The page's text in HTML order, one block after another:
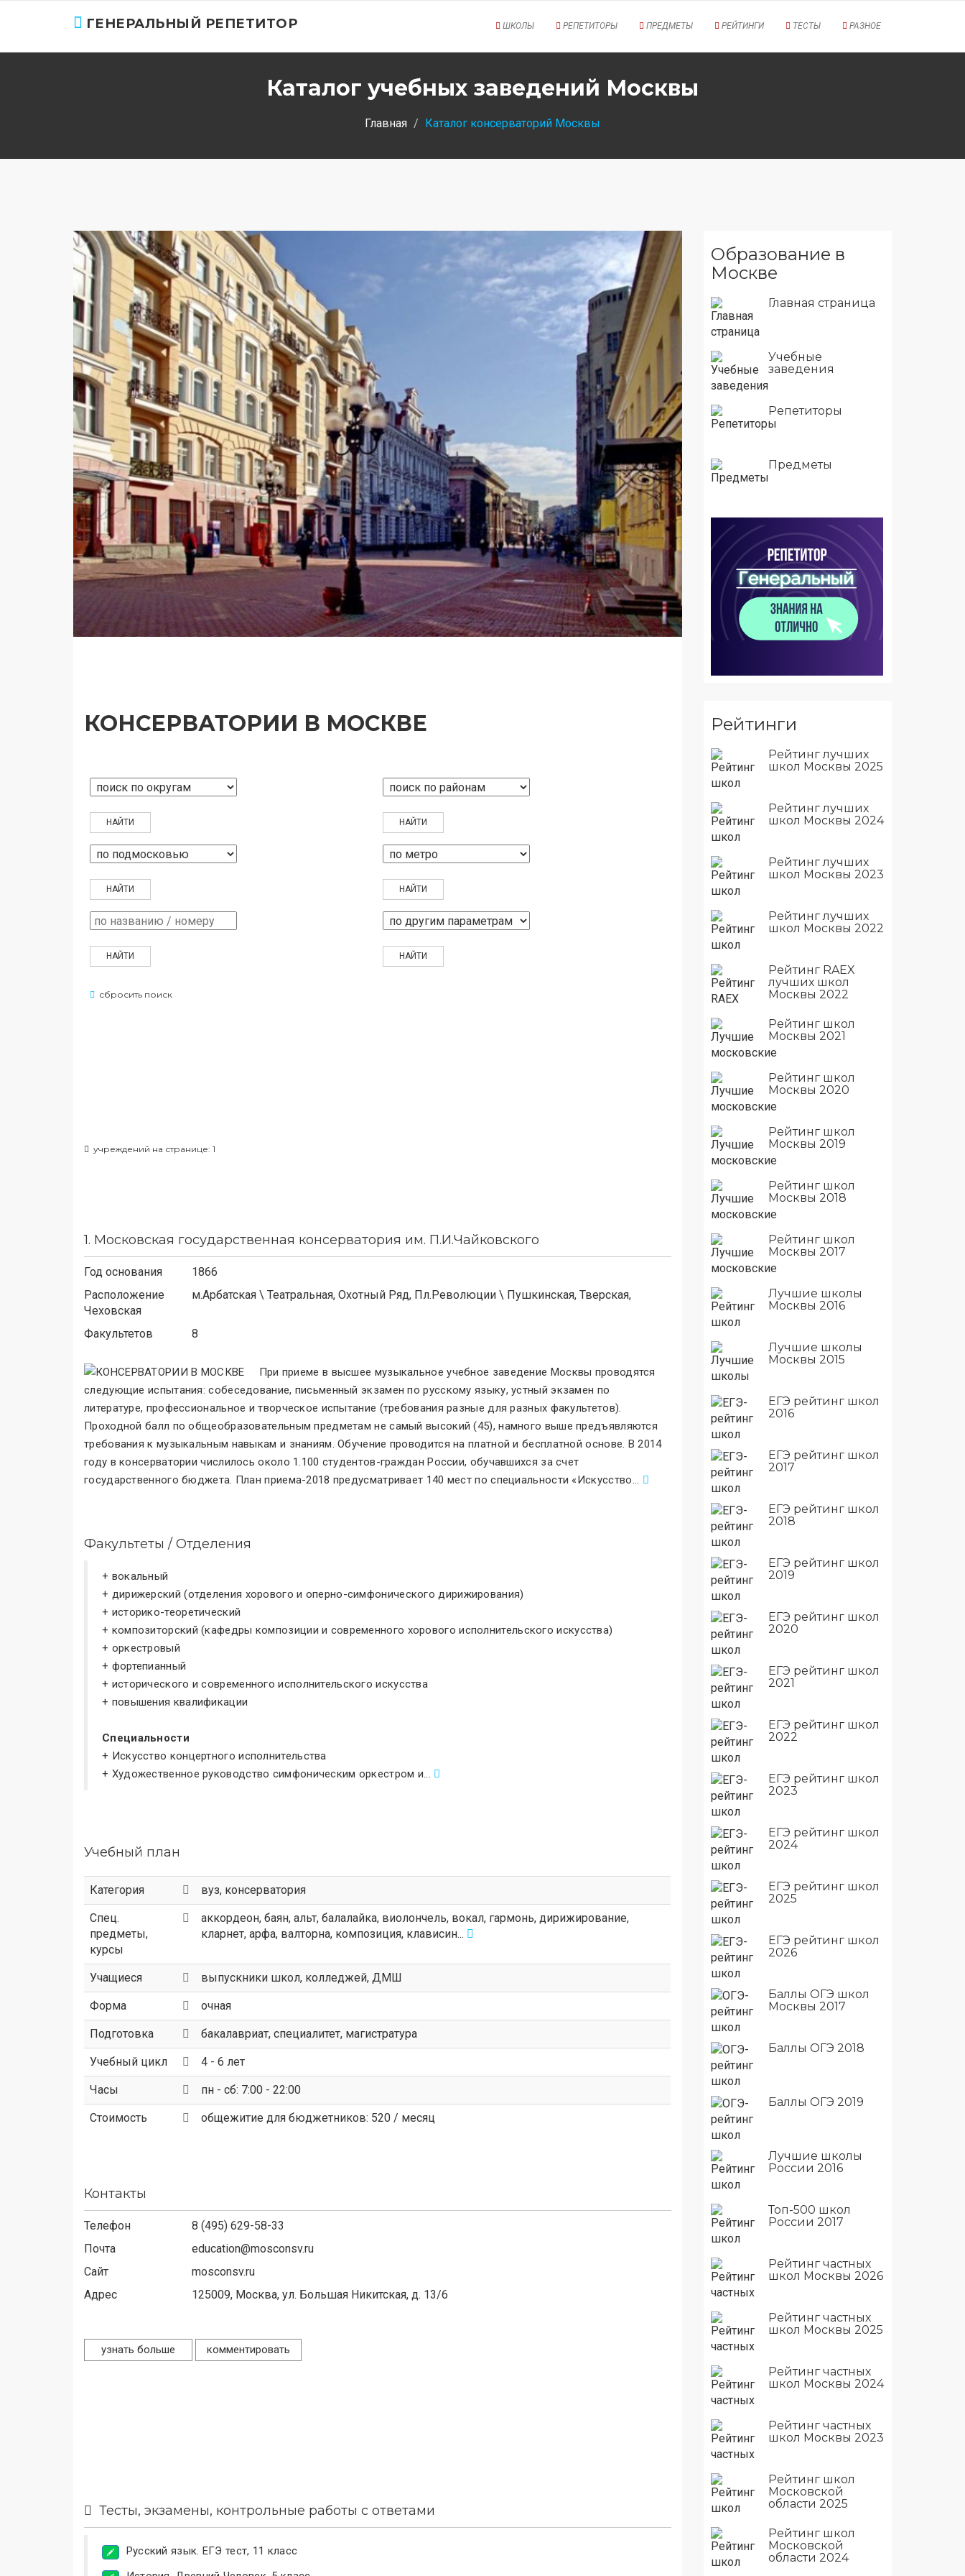
ГЕНЕРАЛЬНЫЙ РЕПЕТИТОР ШКОЛЫ РЕПЕТИТОРЫ ПРЕДМЕТЫ РЕЙТИНГИ ТЕСТЫ РАЗНОЕ
Каталог учебных заведений Москвы
Главная Каталог консерваторий Москвы
КОНСЕРВАТОРИИ В МОСКВЕ
сбросить поиск
учреждений на странице: 1
1. Московская государственная консерватория им. П.И.Чайковского
Год основания
1866
Расположение
м.Арбатская \ Театральная, Охотный Ряд, Пл.Революции \ Пушкинская, Тверская,
Чеховская
Факультетов
8
При приеме в высшее музыкальное учебное заведение Москвы проводятся
следующие испытания: собеседование, письменный экзамен по русскому языку, устный экзамен по
литературе, профессиональное и творческое испытание (требования разные для разных факультетов).
Проходной балл по общеобразовательным предметам не самый высокий (45), намного выше предъявляются
требования к музыкальным навыкам и знаниям. Обучение проводится на платной и бесплатной основе. В 2014
году в консерватории числилось около 1.100 студентов-граждан России, обучавшихся за счет
государственного бюджета. План приема-2018 предусматривает 140 мест по специальности «Искусство...
Факультеты / Отделения
+ вокальный
+ дирижерский (отделения хорового и оперно-симфонического дирижирования)
+ историко-теоретический
+ композиторский (кафедры композиции и современного хорового исполнительского искусства)
+ оркестровый
+ фортепианный
+ исторического и современного исполнительского искусства
+ повышения квалификации
Специальности
+ Искусство концертного исполнительства
+ Художественное руководство симфоническим оркестром и...
Учебный план
Категория вуз, консерватория
Спец.
предметы,
курсы
аккордеон, баян, альт, балалайка, виолончель, вокал, гармонь, дирижирование,
кларнет, арфа, валторна, композиция, клависин...
Учащиеся выпускники школ, колледжей, ДМШ
Форма очная
Подготовка бакалавриат, специалитет, магистратура
Учебный цикл 4 - 6 лет
Часы пн - сб: 7:00 - 22:00
Стоимость общежитие для бюджетников: 520 / месяц
Контакты
Телефон
8 (495) 629-58-33
Почта
education@mosconsv.ru
Сайт
mosconsv.ru
Адрес
125009, Москва, ул. Большая Никитская, д. 13/6
узнать больше комментировать
Тесты, экзамены, контрольные работы с ответами
Русский язык. ЕГЭ тест, 11 класс
Образование в
Москве
Главная страница
Учебные
заведения
Репетиторы
Предметы
Рейтинги
Рейтинг лучших
школ Москвы 2025
Рейтинг лучших
школ Москвы 2024
Рейтинг лучших
школ Москвы 2023
Рейтинг лучших
школ Москвы 2022
Рейтинг RAEX
лучших школ
Москвы 2022
Рейтинг школ
Москвы 2021
Рейтинг школ
Москвы 2020
Рейтинг школ
Москвы 2019
Рейтинг школ
Москвы 2018
Рейтинг школ
Москвы 2017
Лучшие школы
Москвы 2016
Лучшие школы
Москвы 2015
ЕГЭ рейтинг школ
2016
ЕГЭ рейтинг школ
2017
ЕГЭ рейтинг школ
2018
ЕГЭ рейтинг школ
2019
ЕГЭ рейтинг школ
2020
ЕГЭ рейтинг школ
2021
ЕГЭ рейтинг школ
2022
ЕГЭ рейтинг школ
2023
ЕГЭ рейтинг школ
2024
ЕГЭ рейтинг школ
2025
ЕГЭ рейтинг школ
2026
Баллы ОГЭ школ
Москвы 2017
Баллы ОГЭ 2018
Баллы ОГЭ 2019
Лучшие школы
России 2016
Топ-500 школ
России 2017
Рейтинг частных
школ Москвы 2026
Рейтинг частных
школ Москвы 2025
Рейтинг частных
школ Москвы 2024
Рейтинг частных
школ Москвы 2023
Рейтинг школ
Московской
области 2025
Рейтинг школ
Московской
области 2024